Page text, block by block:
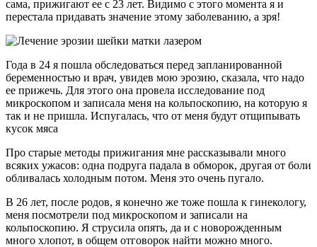
сама, прижигают ее с 23 лет. Видимо с этого момента я и
перестала придавать значение этому заболеванию, а зря!
Года в 24 я пошла обследоваться перед запланированной
беременностью и врач, увидев мою эрозию, сказала, что надо
ее прижечь. Для этого она провела исследование под
микроскопом и записала меня на кольпоскопию, на которую я
так и не пришла. Испугалась, что от меня будут отщипывать
кусок мяса
Про старые методы прижигания мне рассказывали много
всяких ужасов: одна подруга падала в обморок, другая от боли
обливалась холодным потом. Меня это очень пугало.
В 26 лет, после родов, я конечно же тоже пошла к гинекологу,
меня посмотрели под микроскопом и записали на
кольпоскопию. Я струсила опять, да и с новорожденным
много хлопот, в общем отговорок найти можно много.